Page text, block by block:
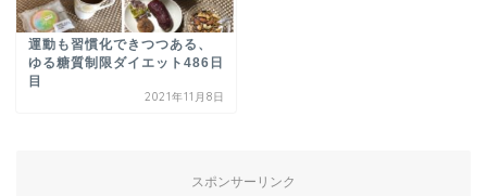
運動も習慣化できつつある、
ゆる糖質制限ダイエット486日
目
2021年11月8日
スポンサーリンク